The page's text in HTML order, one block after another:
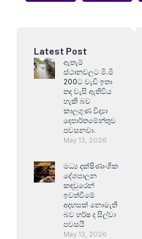
Latest Post
ඇතැම්
ස්ථානවලට මි.මි
200ට වැඩි ඉතා
තද වැසි ඇතිවිය
හැකි බව
කාලගුණ විද්‍යා
දෙපාර්තමේන්තුව
පවසනවා.
May 13, 2026
මධ්‍ය දක්ෂිණාංශික
දේශපාලන
කඳවුරෙන්
ඉවත්වීමේ
අදහසක් නොමැති
බව හර්ෂ ද සිල්වා
පවසයි
May 13, 2026